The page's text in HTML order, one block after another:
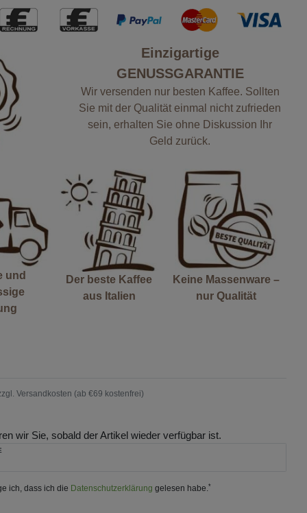
Einzigartige
GENUSSGARANTIE
Wir versenden nur besten Kaffee. Sollten
Sie mit der Qualität einmal nicht zufrieden
sein, erhalten Sie ohne Diskussion Ihr
Geld zurück.
und
Der beste Kaffee
aus Italien
Keine Massenware –
nur Qualität
Versandkosten (ab €69 kostenfrei)
wir Sie, sobald der Artikel wieder verfügbar ist.
ich, dass ich die Daten­schutz­erklärung gelesen habe.*